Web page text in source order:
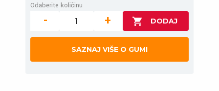
Odaberite količinu
- +
SAZNAJ VIŠE O GUMI